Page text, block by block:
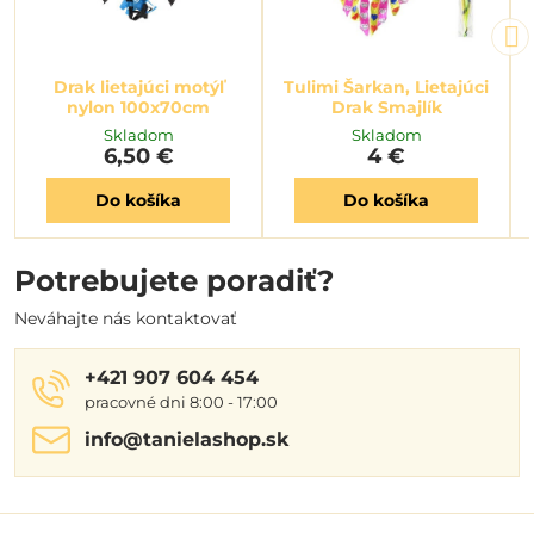
Drak lietajúci motýľ
nylon 100x70cm
Skladom
6,50 €
Do košíka
Tulimi Šarkan, Lietajúci
Drak Smajlík
Skladom
4 €
Do košíka
Potrebujete poradiť?
Neváhajte nás kontaktovať
+421 907 604 454
pracovné dni 8:00 - 17:00
info​@tanielashop​.sk